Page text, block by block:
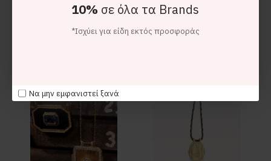
10% σε όλα τα Brands
*Ισχύει για είδη εκτός προσφοράς
Να μην εμφανιστεί ξανά